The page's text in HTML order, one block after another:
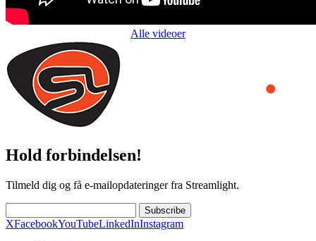
Alle videoer
Hold forbindelsen!
Tilmeld dig og få e-mailopdateringer fra Streamlight.
Subscribe
XFacebookYouTubeLinkedInInstagram